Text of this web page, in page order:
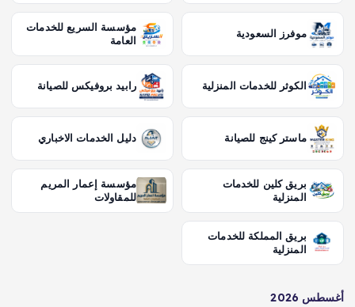
موفرز السعودية
مؤسسة السريع للخدمات
العامة
الكوثر للخدمات المنزلية رابيد بروفيكس للصيانة
ماستر كينج للصيانة دليل الخدمات الاخباري
بريق كلين للخدمات
المنزلية
مؤسسة إعمار المريم
للمقاولات
بريق المملكة للخدمات
المنزلية
أغسطس 2026